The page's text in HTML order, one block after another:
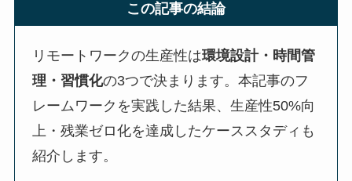
この記事の結論
リモートワークの生産性は環境設計・時間管
理・習慣化の3つで決まります。本記事のフ
レームワークを実践した結果、生産性50%向
上・残業ゼロ化を達成したケーススタディも
紹介します。